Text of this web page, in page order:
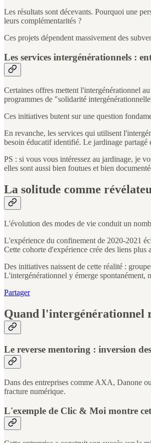
Les résultats sont décevants. Pourquoi une
leurs complémentarités ?
Ces projets dépendent massivement des
Les services intergénérationnels :
Certaines offres mettent l'intergénérationnel
programmes de "solidarité
Ces initiatives butent sur une question
En revanche, les services qui utilisent
besoin éducatif identifié. Le jardinage partagé
PS : si vous vous intéressez au jardinage, je
elles sont aussi bien foutues et bien
La solitude comme
L'évolution des modes de vie conduit un
L'expérience du confinement de 2020-2021
Cette cohorte d'expérience crée des liens
Des initiatives naissent de cette réalité :
L'intergénérationnel y émerge spontanément,
Partager
Quand l'intergénérationnel
Le reverse mentoring : inversion
Dans des entreprises comme AXA, Danone
fracture numérique.
L'exemple de Clic & Moi montre